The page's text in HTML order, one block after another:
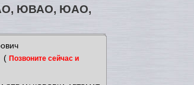
ЮВАО, ЮАО,
( Позвоните сейчас и